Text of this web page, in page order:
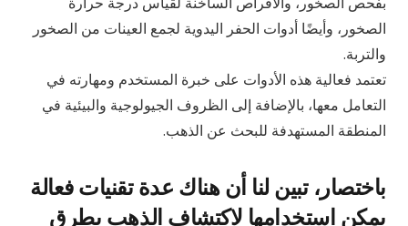
الصخور، وأيضًا أدوات الحفر اليدوية لجمع العينات من الصخور
والتربة.
تعتمد فعالية هذه الأدوات على خبرة المستخدم ومهارته في
التعامل معها، بالإضافة إلى الظروف الجيولوجية والبيئية في
المنطقة المستهدفة للبحث عن الذهب.
باختصار، تبين لنا أن هناك عدة تقنيات فعالة
يمكن استخدامها لاكتشاف الذهب بطرق